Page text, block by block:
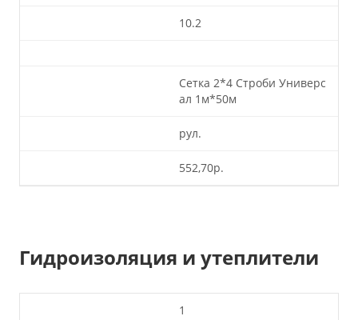
10.2
Сетка 2*4 Строби Универс
ал 1м*50м
рул.
552,70р.
Гидроизоляция и утеплители
1